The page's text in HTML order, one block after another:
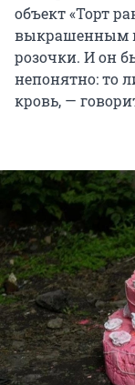
объект «Торт
выкрашенным
розочки. И он
непонятно: то
кровь, —